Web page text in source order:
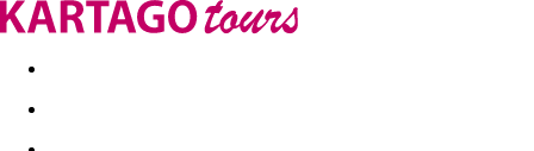
Last minute Dovolenkové kluby